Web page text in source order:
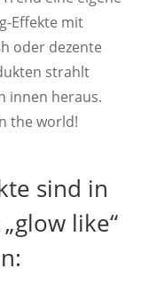
Effekte mit
oder dezente
strahlt
innen heraus.
the world!
sind in
like“